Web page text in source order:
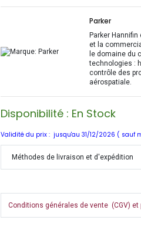
Parker
Parker
et la
le domaine du
technologies :
contrôle des
aérospatiale.
Disponibilité : En Stock
Validité du prix : jusqu'au 31/12/2026 ( sauf
Méthodes de livraison et d'expédition
Conditions générales de vente (CGV) et